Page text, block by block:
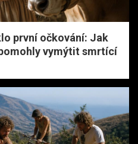
první očkování: Jak
vymýtit smrtící